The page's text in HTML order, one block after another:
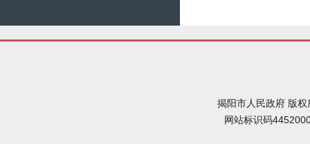
揭阳市人民政府 版
网站标识码